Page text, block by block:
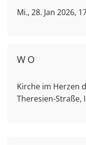
Mi., 28. Jan 2026,
WO
Kirche im Herzen
Theresien-Straße,